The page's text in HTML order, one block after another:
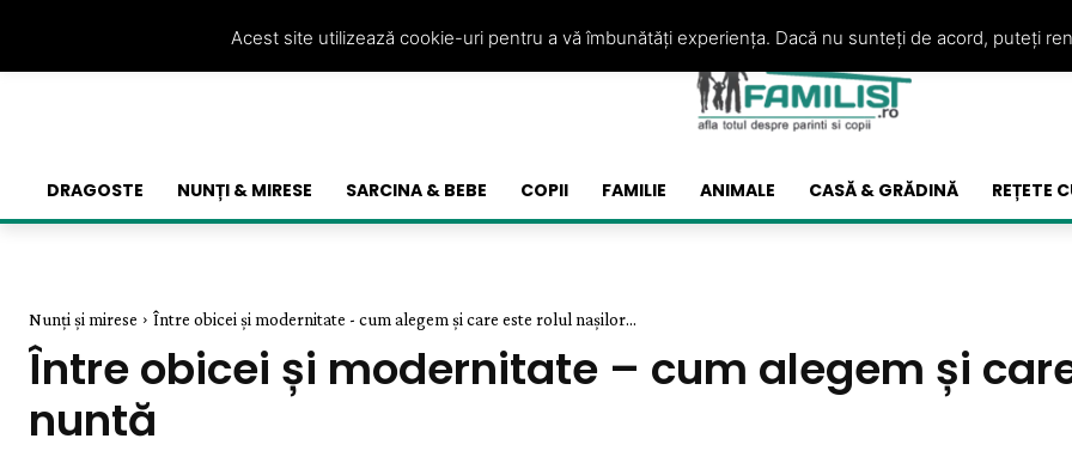
DRAGOSTE NUNȚI & MIRESE SARCINA & BEBE COPII FAMILIE ANIMALE CASĂ & GRĂDINĂ REȚETE
Nunți și mirese Între obicei și modernitate - cum alegem și care este rolul nașilor...
Între obicei și modernitate – cum alegem și
nuntă
Acest site utilizează cookie-uri pentru a vă îmbunătăți experiența. Dacă nu sunteți de acord, puteți